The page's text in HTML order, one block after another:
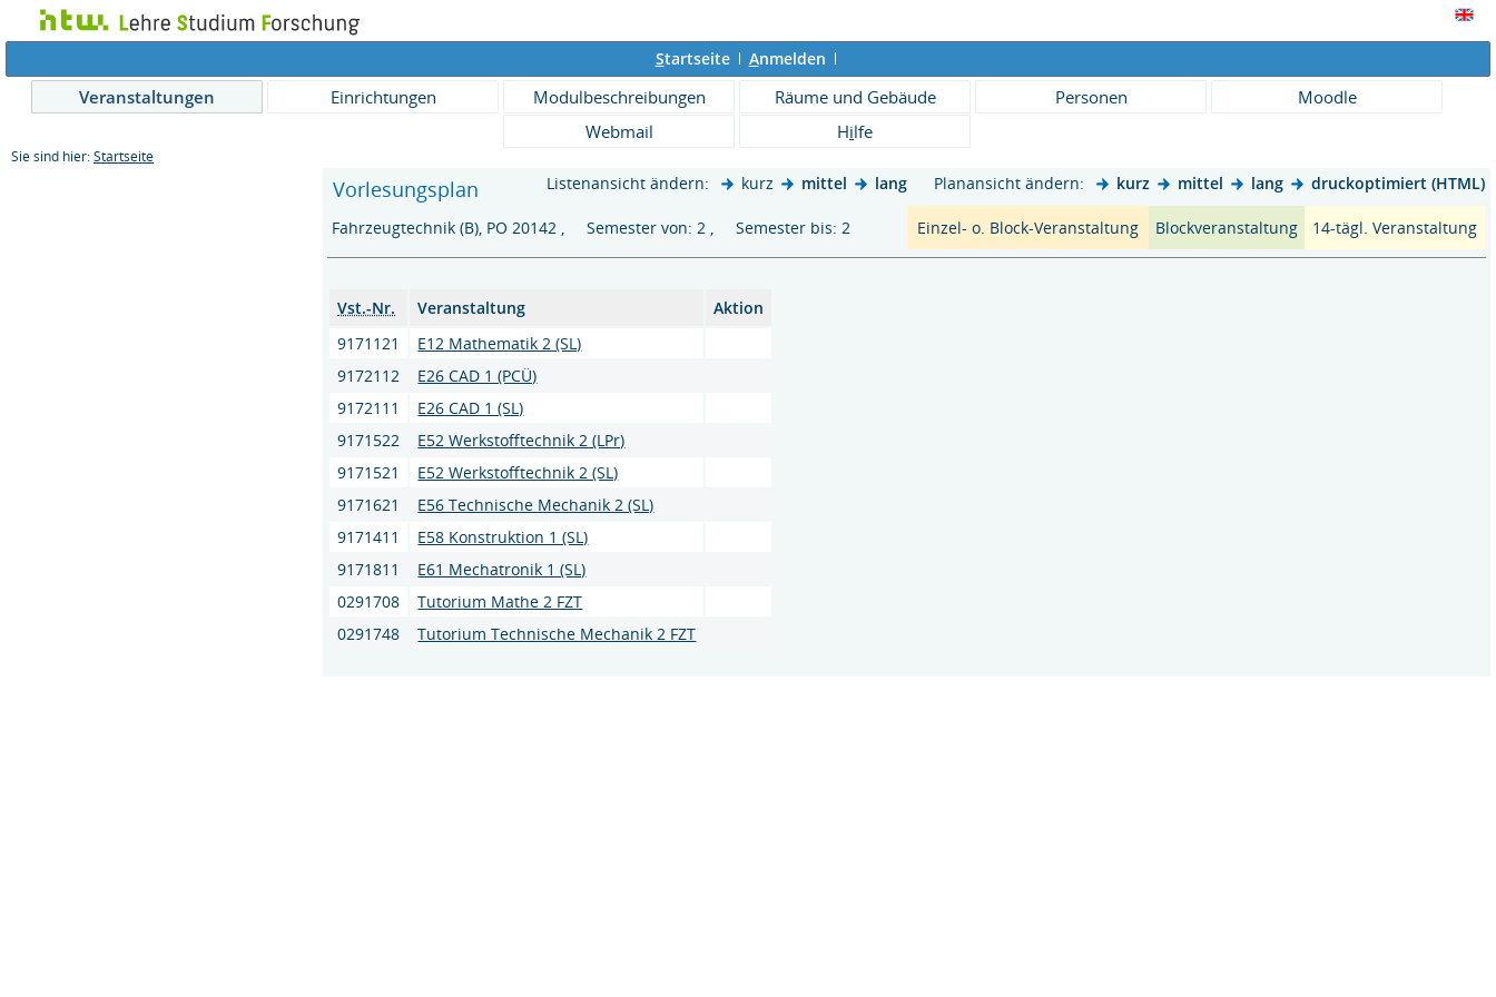
Startseite Anmelden
Veranstaltungen Einrichtungen Modulbeschreibungen Räume und Gebäude Personen
Moodle
Webmail
Hilfe
Sie sind hier: Startseite
Vorlesungsplan Listenansicht ändern: kurz mittel lang Planansicht ändern: kurz mittel lang druckoptimiert (HTML)
Fahrzeugtechnik (B), PO 20142 , Semester von: 2 , Semester bis: 2 Einzel- o. Block-Veranstaltung Blockveranstaltung 14-tägl. Veranstaltung
Vst.-Nr. Veranstaltung
Aktion
9171121
E12 Mathematik 2 (SL)
9172112
E26 CAD 1 (PCÜ)
9172111
E26 CAD 1 (SL)
9171522
E52 Werkstofftechnik 2 (LPr)
9171521
E52 Werkstofftechnik 2 (SL)
9171621
E56 Technische Mechanik 2 (SL)
9171411
E58 Konstruktion 1 (SL)
9171811
E61 Mechatronik 1 (SL)
0291708
Tutorium Mathe 2 FZT
0291748
Tutorium Technische Mechanik 2 FZT